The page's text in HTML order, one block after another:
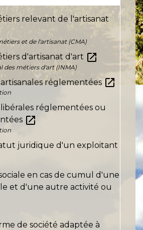
relevant de l'artisanat
et de l'artisanat (CMA)
d'artisanat d'art open_in_new
des métiers d'art (INMA)
artisanales réglementées open_in_new
libérales réglementées ou
open_in_new
juridique d'un exploitant
en cas de cumul d'une
et d'une autre activité ou
de société adaptée à